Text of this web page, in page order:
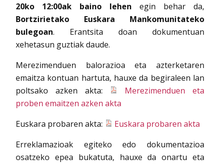
20ko 12:00ak baino lehen egin behar da,
Bortzirietako Euskara Mankomunitateko
bulegoan. Erantsita doan dokumentuan
xehetasun guztiak daude.
Merezimenduen balorazioa eta azterketaren
emaitza kontuan hartuta, hauxe da begiraleen lan
poltsako azken akta:
Merezimenduen eta
proben emaitzen azken akta
Euskara probaren akta:
Euskara probaren akta
Erreklamazioak egiteko edo dokumentazioa
osatzeko epea bukatuta, hauxe da onartu eta